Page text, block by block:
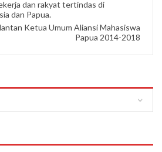
dan rakyat tertindas di
dan Papua.
Ketua Umum Aliansi Mahasiswa
Papua 2014-2018